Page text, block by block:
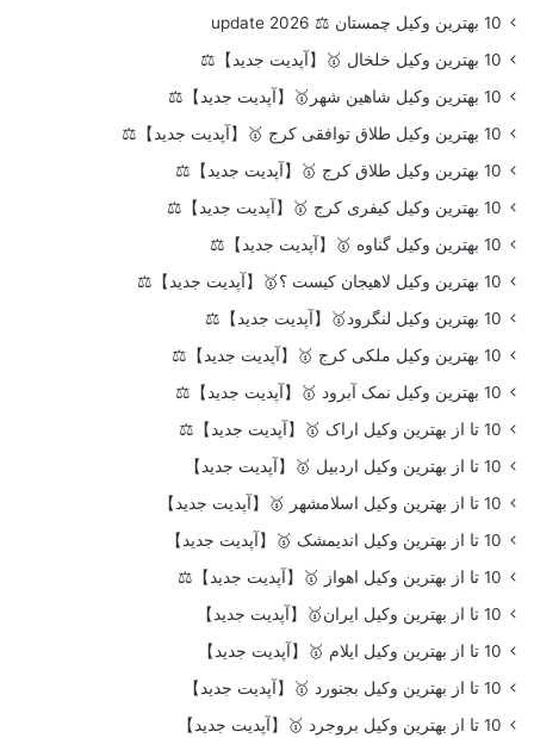
10 بهترین وکیل چمستان ⚖️ update 2026
10 بهترین وکیل خلخال 🥇【آپدیت جدید】⚖️
10 بهترین وکیل شاهین شهر🥇【آپدیت جدید】⚖️
10 بهترین وکیل طلاق توافقی کرج 🥇【آپدیت جدید】⚖️
10 بهترین وکیل طلاق کرج 🥇【آپدیت جدید】⚖️
10 بهترین وکیل کیفری کرج 🥇【آپدیت جدید】⚖️
10 بهترین وکیل گناوه 🥇【آپدیت جدید】⚖️
10 بهترین وکیل لاهیجان کیست ؟🥇【آپدیت جدید】⚖️
10 بهترین وکیل لنگرود🥇【آپدیت جدید】⚖️
10 بهترین وکیل ملکی کرج 🥇【آپدیت جدید】⚖️
10 بهترین وکیل نمک آبرود 🥇【آپدیت جدید】⚖️
10 تا از بهترین وکیل اراک 🥇【آپدیت جدید】⚖️
10 تا از بهترین وکیل اردبیل 🥇【آپدیت جدید】
10 تا از بهترین وکیل اسلامشهر 🥇【آپدیت جدید】
10 تا از بهترین وکیل اندیمشک 🥇【آپدیت جدید】
10 تا از بهترین وکیل اهواز 🥇【آپدیت جدید】⚖️
10 تا از بهترین وکیل ایران🥇【آپدیت جدید】
10 تا از بهترین وکیل ایلام 🥇【آپدیت جدید】
10 تا از بهترین وکیل بجنورد 🥇【آپدیت جدید】
10 تا از بهترین وکیل بروجرد 🥇【آپدیت جدید】